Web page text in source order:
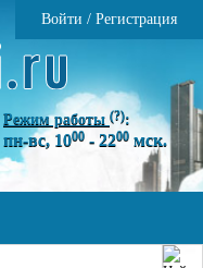
Войти / Регистрация
Режим работы (?):
пн-вс, 1000 - 2200 мск.